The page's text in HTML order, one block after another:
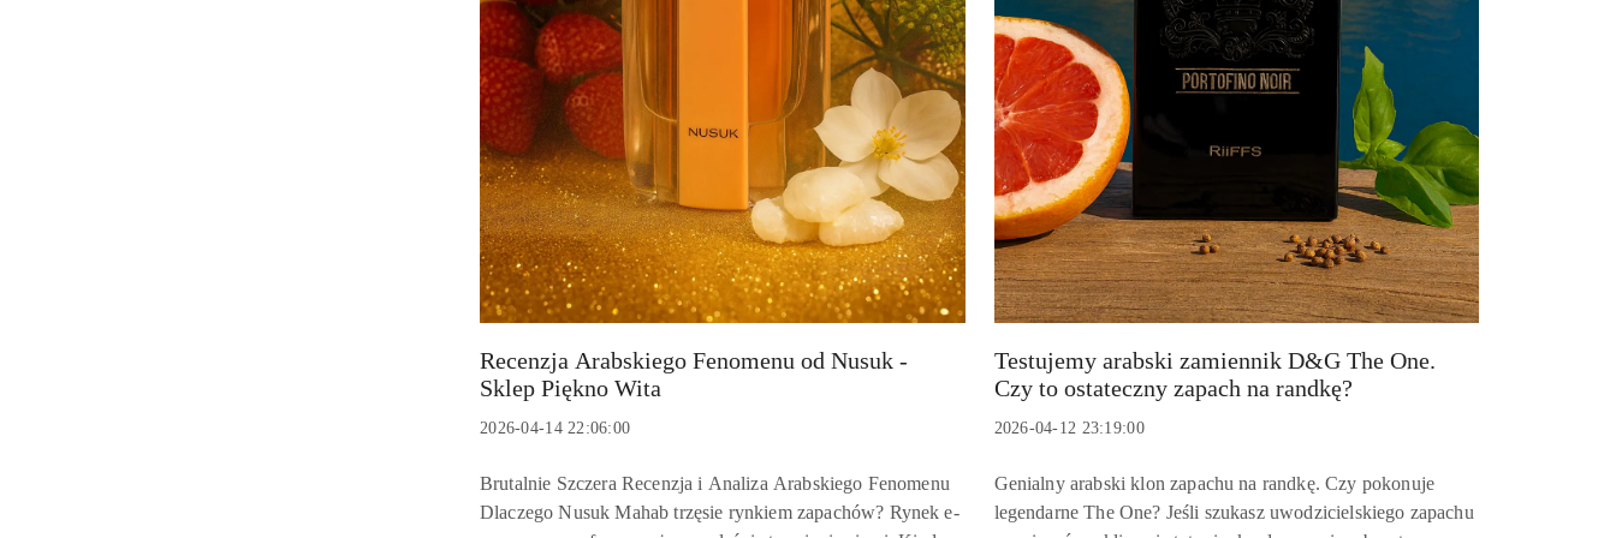
Tytuł
artykułu:
Recenzja Arabskiego Fenomenu od Nusuk -
Sklep Piękno Wita
Data
2026-04-14 22:06:00
Treść
artykułu:
Brutalnie Szczera Recenzja i Analiza Arabskiego Fenomenu
Dlaczego Nusuk Mahab trzęsie rynkiem zapachów? Rynek e-
Tytuł
artykułu:
Testujemy arabski zamiennik D&G The One.
Czy to ostateczny zapach na randkę?
Data
2026-04-12 23:19:00
Treść
artykułu:
Genialny arabski klon zapachu na randkę. Czy pokonuje
legendarne The One? Jeśli szukasz uwodzicielskiego zapachu